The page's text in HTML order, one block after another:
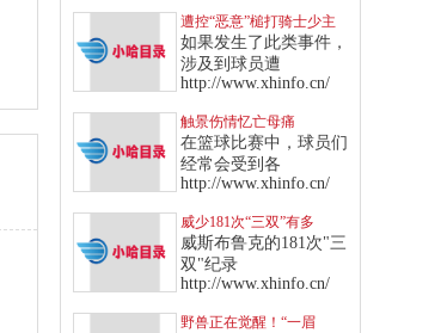
遭控“恶意”槌打骑士少主
软弱部位，东契奇遭驱逐
出场
如果发生了此类事件，
涉及到球员遭
http://www.xhinfo.cn/
触景伤情忆亡母痛
哭，“狼王”化悲伤为力量
率队血洗魔术
在篮球比赛中，球员们
经常会受到各
http://www.xhinfo.cn/
威少181次“三双”有多
狂？爵士13年来全队才1
次
威斯布鲁克的181次"三
双"纪录
http://www.xhinfo.cn/
野兽正在觉醒！“一眉